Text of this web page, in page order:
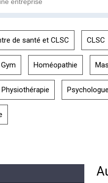
de santé et CLSC CLSC
Gym Homéopathie
Physiothérapie Psychologue